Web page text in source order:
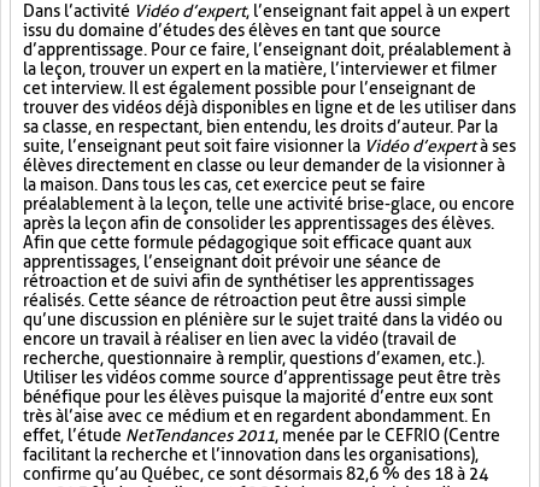
Dans l’activité Vidéo d’expert, l’enseignant fait appel à un expert
issu du domaine d’études des élèves en tant que source
d’apprentissage. Pour ce faire, l’enseignant doit, préalablement à
la leçon, trouver un expert en la matière, l’interviewer et filmer
cet interview. Il est également possible pour l’enseignant de
trouver des vidéos déjà disponibles en ligne et de les utiliser dans
sa classe, en respectant, bien entendu, les droits d’auteur. Par la
suite, l’enseignant peut soit faire visionner la Vidéo d’expertà ses
élèves directement en classe ou leur demander de la visionner à
la maison. Dans tous les cas, cet exercice peut se faire
préalablement à la leçon, telle une activité brise-glace, ou encore
après la leçon afin de consolider les apprentissages des élèves.
Afin que cette formule pédagogique soit efficace quant aux
apprentissages, l’enseignant doit prévoir une séance de
rétroaction et de suivi afin de synthétiser les apprentissages
réalisés. Cette séance de rétroaction peut être aussi simple
qu’une discussion en plénière sur le sujet traité dans la vidéo ou
encore un travail à réaliser en lien avec la vidéo (travail de
recherche, questionnaire à remplir, questions d’examen, etc.).
Utiliser les vidéos comme source d’apprentissage peut être très
bénéfique pour les élèves puisque la majorité d’entre eux sont
très à l’aise avec ce médium et en regardent abondamment. En
effet, l’étude NetTendances 2011, menée par le CEFRIO (Centre
facilitant la recherche et l’innovation dans les organisations),
confirme qu’au Québec, ce sont désormais 82,6 % des 18 à 24